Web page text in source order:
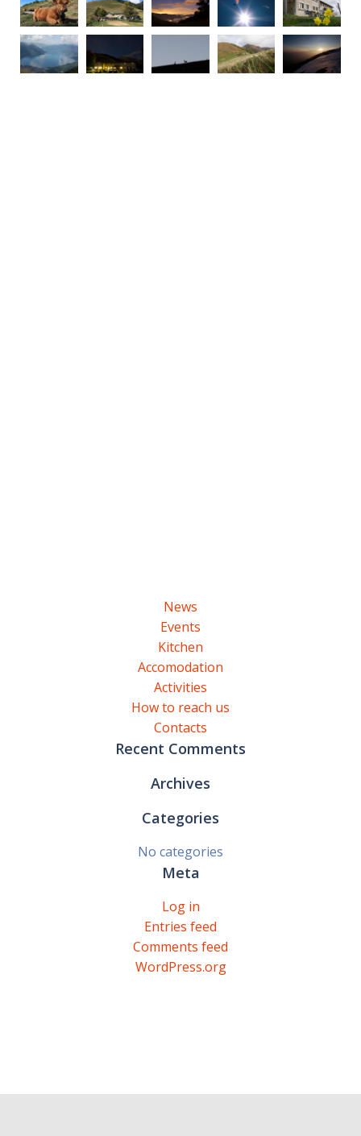
News
Events
Kitchen
Accomodation
Activities
How to reach us
Contacts
Recent Comments
Archives
Categories
No categories
Meta
Log in
Entries feed
Comments feed
WordPress.org